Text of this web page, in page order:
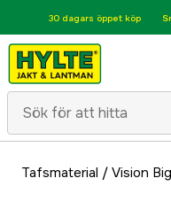
30 dagars öppet köp
Tafsmaterial / Vision